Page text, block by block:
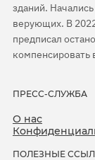
зданий.
верующих. В
предписал
компенсировать
ПРЕСС-СЛУЖБА
О нас
ПОЛЕЗНЫЕ